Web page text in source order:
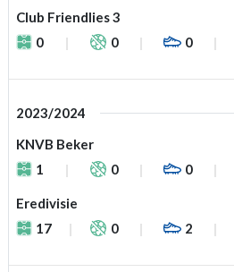
Club Friendlies 3
0
0 0
2023/2024
KNVB Beker
1
0 0
Eredivisie
17
0 2